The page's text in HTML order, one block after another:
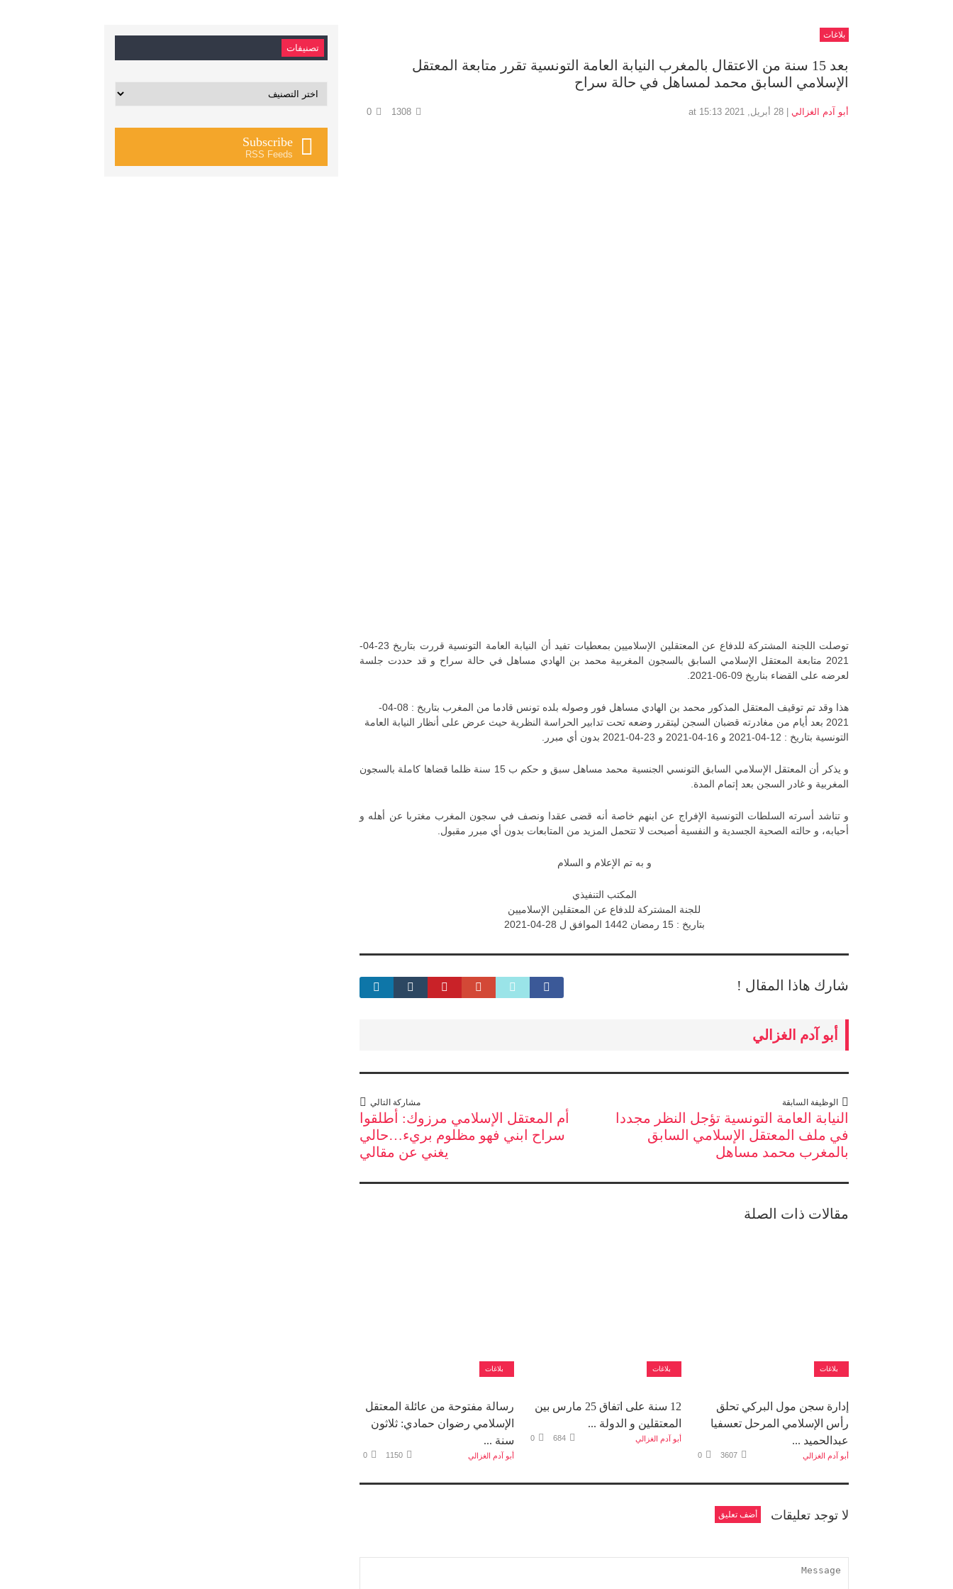
بلاغات
بعد 15 سنة من الاعتقال بالمغرب النيابة العامة التونسية تقرر متابعة المعتقل
الإسلامي السابق محمد لمساهل في حالة سراح
أبو آدم الغزالي 0
توصلت اللجنة المشتركة للدفاع عن المعتقلين الإسلاميين بمعطيات تفيد أن النيابة العامة التونسية قررت بتاريخ 23-04-
2021 متابعة المعتقل الإسلامي السابق بالسجون المغربية محمد بن الهادي مساهل في حالة سراح و قد حددت جلسة
لعرضه على القضاء بناريخ 09-06-2021.
هذا وقد تم توقيف المعتقل المذكور محمد بن الهادي مساهل فور وصوله بلده تونس قادما من المغرب بتاريخ : 08-04-
2021 بعد أيام من مغادرته قضبان السجن ليتقرر وضعه تحت تدابير الحراسة النظرية حيث عرض على أنظار النيابة العامة
التونسية بتاريخ : 12-04-2021 و 16-04-2021 و 23-04-2021 بدون أي مبرر.
و يذكر أن المعتقل الإسلامي السابق التونسي الجنسية محمد مساهل سبق و حكم ب 15 سنة ظلما قضاها كاملة بالسجون
المغربية و غادر السجن بعد إتمام المدة.
و تناشد أسرته السلطات التونسية الإفراج عن ابنهم خاصة أنه قضى عقدا ونصف في سجون المغرب مغتربا عن أهله و
أحبابه، و حالته الصحية الجسدية و النفسية أصبحت لا تتحمل المزيد من المتابعات بدون أي مبرر مقبول.
و به تم الإعلام و السلام
المكتب التنفيذي
للجنة المشتركة للدفاع عن المعتقلين الإسلاميين
بتاريخ : 15 رمضان 1442 الموافق ل 28-04-2021
شارك هاذا المقال !
أبو آدم الغزالي
الوظيفة السابقة
النيابة العامة التونسية تؤجل النظر مجددا
في ملف المعتقل الإسلامي السابق
بالمغرب محمد مساهل
مشاركة التالي
أم المعتقل الإسلامي مرزوك: أطلقوا
سراح ابني فهو مظلوم بريء…حالي
يغني عن مقالي
مقالات ذات الصلة
بلاغات
إدارة سجن مول البركي تحلق
رأس الإسلامي المرحل تعسفيا
عبدالحميد ...
أبو آدم الغزالي 0
بلاغات
12 سنة على اتفاق 25 مارس بين
المعتقلين و الدولة ...
أبو آدم الغزالي 0
بلاغات
رسالة مفتوحة من عائلة المعتقل
الإسلامي رضوان حمادي: ثلاثون
سنة ...
أبو آدم الغزالي 0
لا توجد تعليقات أضف تعليق
تصنيفات
تصنيفات
Subscribe
RSS Feeds